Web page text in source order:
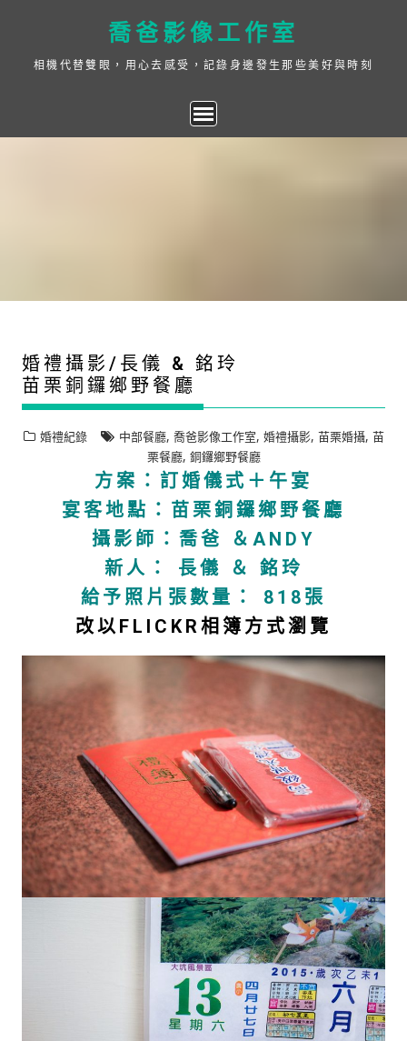
to
content
喬爸影像工作室
相機代替雙眼，用心去感受，記錄身邊發生那些美好與時刻
婚禮攝影/長儀 & 銘玲
苗栗銅鑼鄉野餐廳
婚禮紀錄 中部餐廳, 喬爸影像工作室, 婚禮攝影, 苗栗婚攝, 苗
栗餐廳, 銅鑼鄉野餐廳
方案：訂婚儀式＋午宴
宴客地點：苗栗銅鑼鄉野餐廳
攝影師：喬爸 ＆ANDY
新人： 長儀 ＆ 銘玲
給予照片張數量： 818張
改以FLICKR相簿方式瀏覽